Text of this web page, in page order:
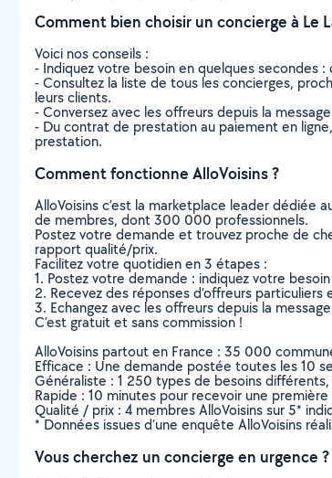
Comment bien choisir un concierge à Le
Voici nos conseils :
- Indiquez votre besoin en quelques secondes
- Consultez la liste de tous les concierges,
leurs clients.
- Conversez avec les offreurs depuis la
- Du contrat de prestation au paiement en
prestation.
Comment fonctionne AlloVoisins ?
AlloVoisins c’est la marketplace leader dédiée
de membres, dont 300 000 professionnels.
Postez votre demande et trouvez proche de
rapport qualité/prix.
Facilitez votre quotidien en 3 étapes :
1. Postez votre demande : indiquez votre
2. Recevez des réponses d’offreurs
3. Echangez avec les offreurs depuis la
C’est gratuit et sans commission !
AlloVoisins partout en France : 35 000
Efficace : Une demande postée toutes les 10
Généraliste : 1 250 types de besoins
Rapide : 10 minutes pour recevoir une
Qualité / prix : 4 membres AlloVoisins sur 5*
* Données issues d’une enquête AlloVoisins
Vous cherchez un concierge en urgence ?